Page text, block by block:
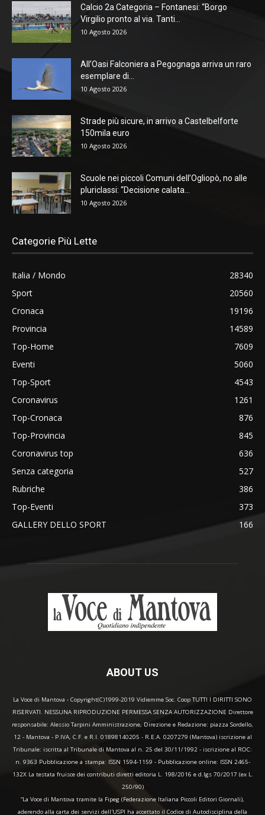
Calcio 2a Categoria – Fontanesi: “Borgo
Virgilio pronto al via. Tanti...
10 Agosto 2026
All’Oasi Falconiera a Pegognaga arriva un raro
esemplare di...
10 Agosto 2026
Strade più sicure, in arrivo a Castelbelforte
150mila euro
10 Agosto 2026
Scuole nei piccoli Comuni dell’Ogliopò, no alle
pluriclassi: “Decisione calata...
10 Agosto 2026
Categorie Più Lette
Italia / Mondo
28340
Sport
20560
Cronaca
19196
Provincia
14589
Top-Home
7609
Eventi
5060
Top-Sport
4543
Coronavirus
1261
Top-Cronaca
876
Top-Provincia
845
Coronavirus top
636
Senza categoria
527
Rubriche
386
Top-Eventi
373
GALLERY DELLO SPORT
166
ABOUT US
La Voce di Mantova - Copyright(C)1999-2019 Vidiemme Soc. Coop TUTTI I DIRITTI SONO
RISERVATI. NESSUNA RIPRODUZIONE PERMESSA SENZA AUTORIZZAZIONE Direttore
responsabile: Alessio Tarpini Amministrazione, Direzione e Redazione: piazza Sordello,
12 - Mantova - P.IVA, C.F. e R.I. 01898140205 - R.E.A. 0207279 (Mantova) iscrizione al
Tribunale: iscritta al Tribunale di Mantova al n. 25 del 30/11/1992 - iscrizione al ROC:
n. 9363 Pubblicazione a stampa: ISSN 1594-1159 - Pubblicazione online: ISSN 2465-
132X La testata fruisce dei contributi diretti editoria L. 198/2016 e d.lgs 70/2017 (ex L.
250/90)
“La Voce di Mantova tramite la Fipeg (Federazione Italiana Piccoli Editori Giornali),
aderendo alla carta dei servizi dell'USPI ha accettato il Codice di Autodisciplina della